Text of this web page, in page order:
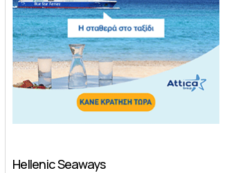
Hellenic Seaways